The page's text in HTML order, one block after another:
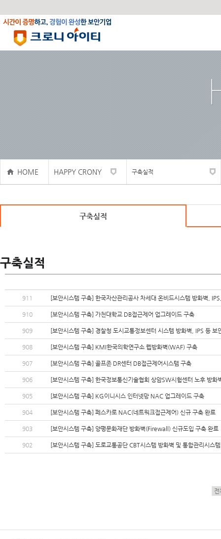
HOME HAPPY CRONY 구축실적
구축실적
구축실적
911 [보안시스템 구축] 한국자산관리공사 차세대 온비드시스템 방화벽,
910 [보안시스템 구축] 가천대학교 DB접근제어 업그레이드 구축
909 [보안시스템 구축] 경찰청 도시교통정보센터 시스템 방화벽, IPS 등 보
908 [보안시스템 구축] KMI한국의학연구소 웹방화벽(WAF) 구축
907 [보안시스템 구축] 골프존 DR센터 DB접근제어시스템 구축
906 [보안시스템 구축] 한국정보통신기술협회 상암SW시험센터 노후 방화
905 [보안시스템 구축] KG이니시스 인터넷망 NAC 업그레이드 구축
904 [보안시스템 구축] 페스카로 NAC(네트워크접근제어) 신규 구축 완료
903 [보안시스템 구축] 양평문화재단 방화벽(Firewall) 신규도입 구축 완료
902 [보안시스템 구축] 도로교통공단 CBT시스템 방화벽 및 통합관리시스